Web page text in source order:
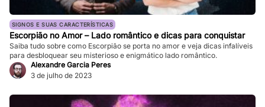
SIGNOS E SUAS CARACTERÍSTICAS
Escorpião no Amor – Lado romântico e dicas para conquistar
Saiba tudo sobre como Escorpião se porta no amor e veja dicas infalíveis
para desbloquear seu misterioso e enigmático lado romântico.
Alexandre Garcia Peres
3 de julho de 2023